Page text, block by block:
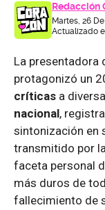
Redacción
Martes, 26
Actualizado
La presentadora
protagonizó un
críticas a
nacional,
sintonización en
transmitido por
faceta personal
más duros de
fallecimiento de